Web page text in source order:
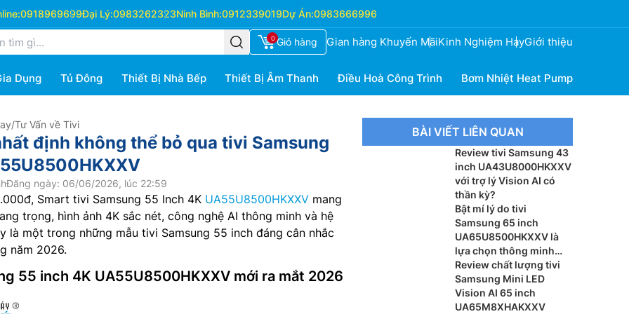
0918969699Đại Lý:0983262323Ninh Bình:0912339019Dự Án:0983666996
0 Giỏ hàng Gian hàng Khuyến MãiKinh Nghiệm HayGiới thiệu
Dụng Tủ Đông Thiết Bị Nhà Bếp Thiết Bị Âm Thanh Điều Hoà Công Trình Bơm Nhiệt Heat Pump
/Tư Vấn về Tivi
định không thể bỏ qua tivi Samsung
Đăng ngày: 06/06/2026, lúc 22:59
Smart tivi Samsung 55 Inch 4K UA55U8500HKXXV mang
trọng, hình ảnh 4K sắc nét, công nghệ AI thông minh và hệ
là một trong những mẫu tivi Samsung 55 inch đáng cân nhắc
năm 2026.
55 inch 4K UA55U8500HKXXV mới ra mắt 2026
BÀI VIẾT LIÊN QUAN
Review tivi Samsung 43
inch UA43U8000HKXXV
với trợ lý Vision AI có
thần kỳ?
Bật mí lý do tivi
Samsung 65 inch
UA65U8500HKXXV là
lựa chọn thông minh
cho phòng khách
Review chất lượng tivi
Samsung Mini LED
Vision AI 65 inch
UA65M8XHAKXXV